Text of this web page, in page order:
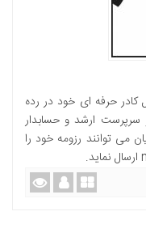
حرفه ای خود در رده
ارشد و حسابدار
می توانند رزومه خود را